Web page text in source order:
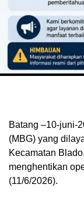
Batang –10-juni-
(MBG) yang
Kecamatan
menghentikan
(11/6/2026).